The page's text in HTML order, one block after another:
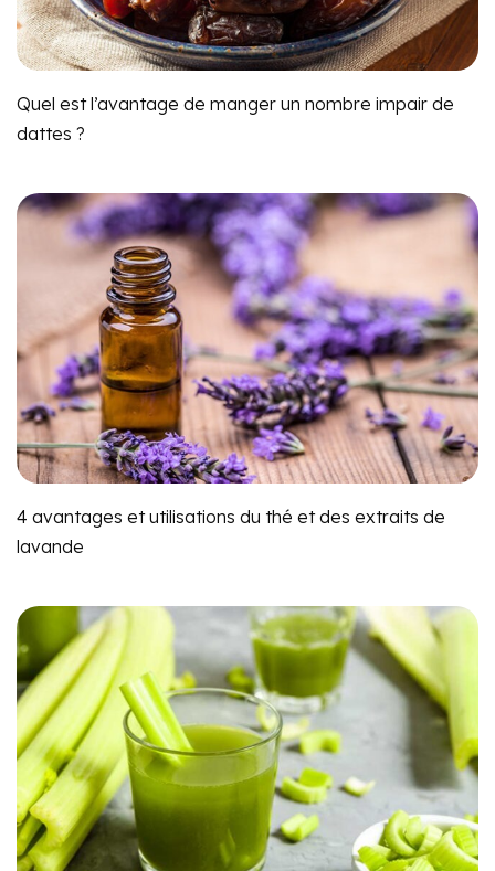
Quel est l’avantage de manger un nombre impair de
dattes ?
4 avantages et utilisations du thé et des extraits de
lavande